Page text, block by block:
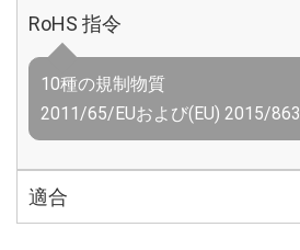
RoHS 指令
10種の規制物質
2011/65/EUおよび(EU) 2015/863
適合